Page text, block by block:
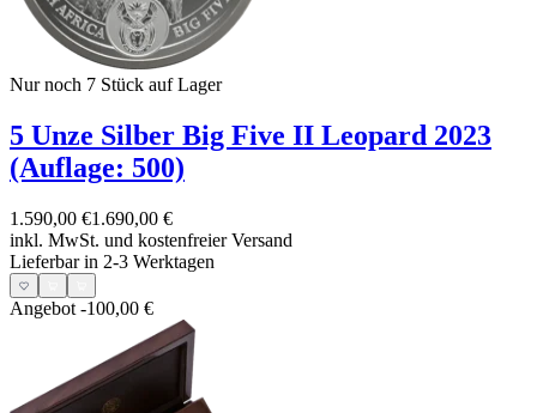
Nur noch 7 Stück auf Lager
5 Unze Silber Big Five II Leopard 2023
(Auflage: 500)
1.590,00 €1.690,00 €
inkl. MwSt. und kostenfreier Versand
Lieferbar in 2-3 Werktagen
Angebot -100,00 €